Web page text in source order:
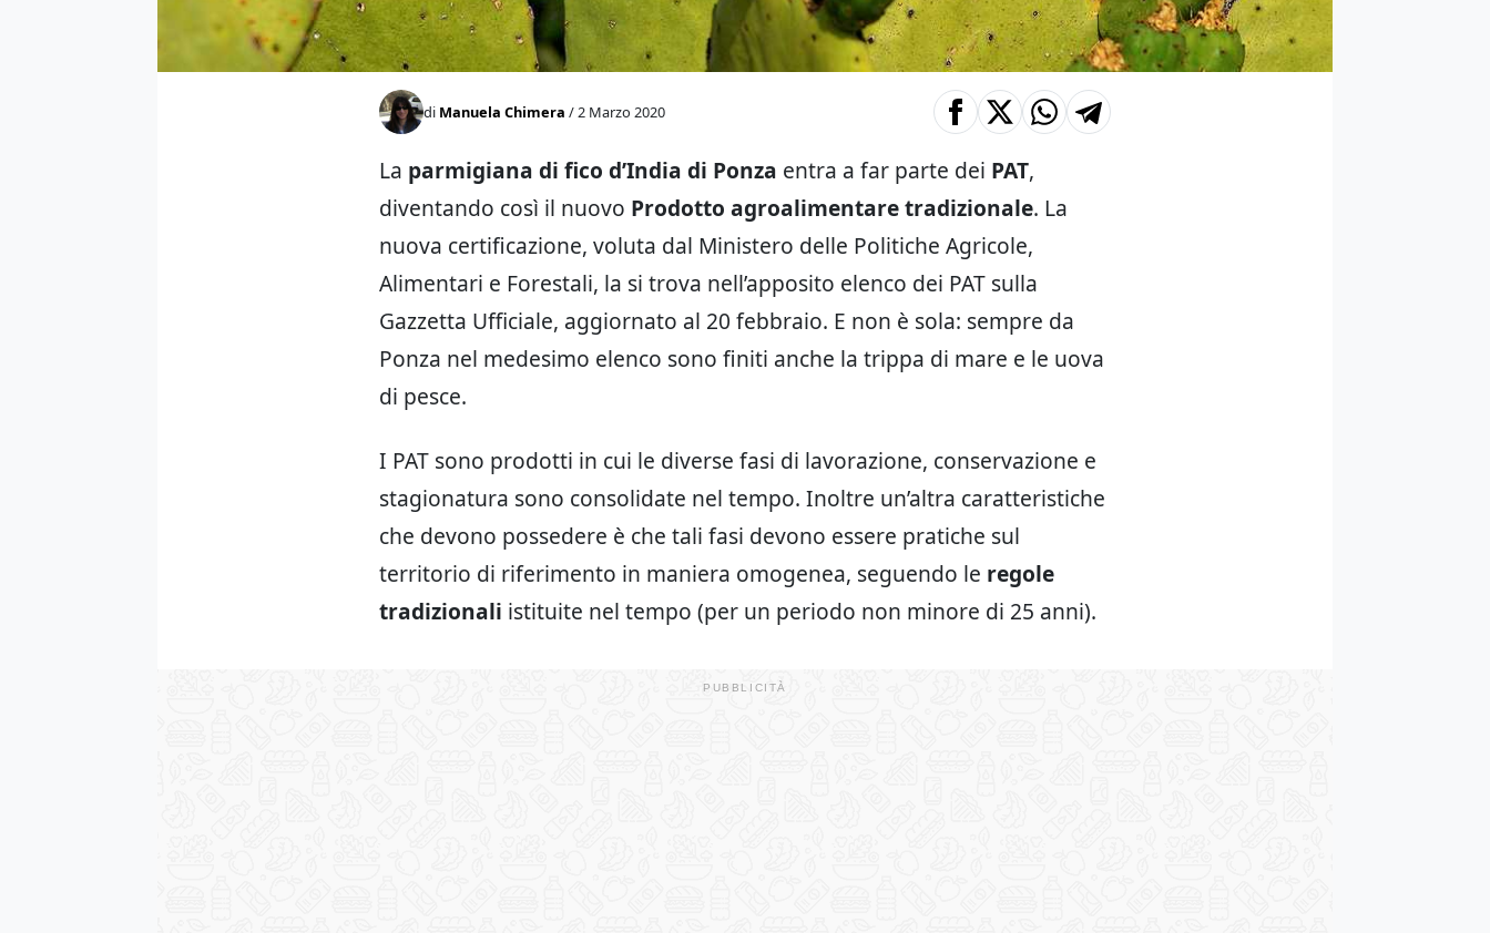
di Manuela Chimera / 2 Marzo 2020
La parmigiana di fico d’India di Ponza entra a far parte dei PAT,
diventando così il nuovo Prodotto agroalimentare tradizionale. La
nuova certificazione, voluta dal Ministero delle Politiche Agricole,
Alimentari e Forestali, la si trova nell’apposito elenco dei PAT sulla
Gazzetta Ufficiale, aggiornato al 20 febbraio. E non è sola: sempre da
Ponza nel medesimo elenco sono finiti anche la trippa di mare e le uova
di pesce.
I PAT sono prodotti in cui le diverse fasi di lavorazione, conservazione e
stagionatura sono consolidate nel tempo. Inoltre un’altra caratteristiche
che devono possedere è che tali fasi devono essere pratiche sul
territorio di riferimento in maniera omogenea, seguendo le regole
tradizionali istituite nel tempo (per un periodo non minore di 25 anni).